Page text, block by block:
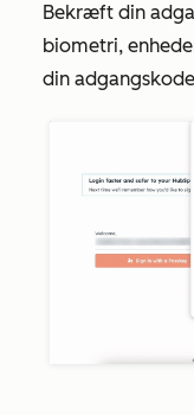
Bekræft din
biometri,
din